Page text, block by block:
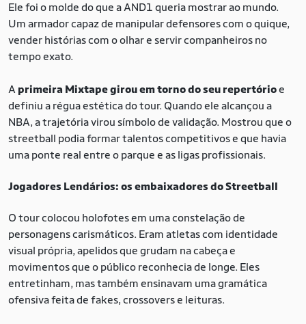
Ele foi o molde do que a AND1 queria mostrar ao mundo.
Um armador capaz de manipular defensores com o quique,
vender histórias com o olhar e servir companheiros no
tempo exato.
A primeira Mixtape girou em torno do seu repertórioe
definiu a régua estética do tour. Quando ele alcançou a
NBA, a trajetória virou símbolo de validação. Mostrou que o
streetball podia formar talentos competitivos e que havia
uma ponte real entre o parque e as ligas profissionais.
Jogadores Lendários: os embaixadores do Streetball
O tour colocou holofotes em uma constelação de
personagens carismáticos. Eram atletas com identidade
visual própria, apelidos que grudam na cabeça e
movimentos que o público reconhecia de longe. Eles
entretinham, mas também ensinavam uma gramática
ofensiva feita de fakes, crossovers e leituras.